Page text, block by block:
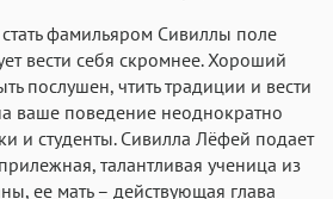
фамильяром Сивиллы поле
вести себя скромнее. Хороший
послушен, чтить традиции и вести
ваше поведение неоднократно
и студенты. Сивилла Лёфей подает
талантливая ученица из
ее мать – действующая глава